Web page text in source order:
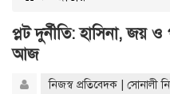
প্লট দুর্নীতি: হাসিনা, জয়
আজ
নিজস্ব প্রতিবেদক | সোনালী